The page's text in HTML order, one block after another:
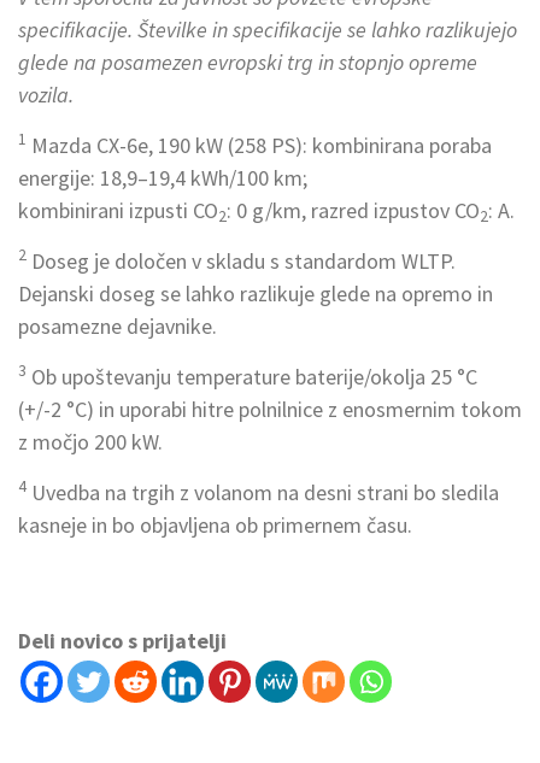
specifikacije. Številke in specifikacije se lahko razlikujejo
glede na posamezen evropski trg in stopnjo opreme
vozila.
1 Mazda CX-6e, 190 kW (258 PS): kombinirana poraba
energije: 18,9–19,4 kWh/100 km;
kombinirani izpusti CO2: 0 g/km, razred izpustov CO2: A.
2 Doseg je določen v skladu s standardom WLTP.
Dejanski doseg se lahko razlikuje glede na opremo in
posamezne dejavnike.
3 Ob upoštevanju temperature baterije/okolja 25 °C
(+/-2 °C) in uporabi hitre polnilnice z enosmernim tokom
z močjo 200 kW.
4 Uvedba na trgih z volanom na desni strani bo sledila
kasneje in bo objavljena ob primernem času.
Deli novico s prijatelji